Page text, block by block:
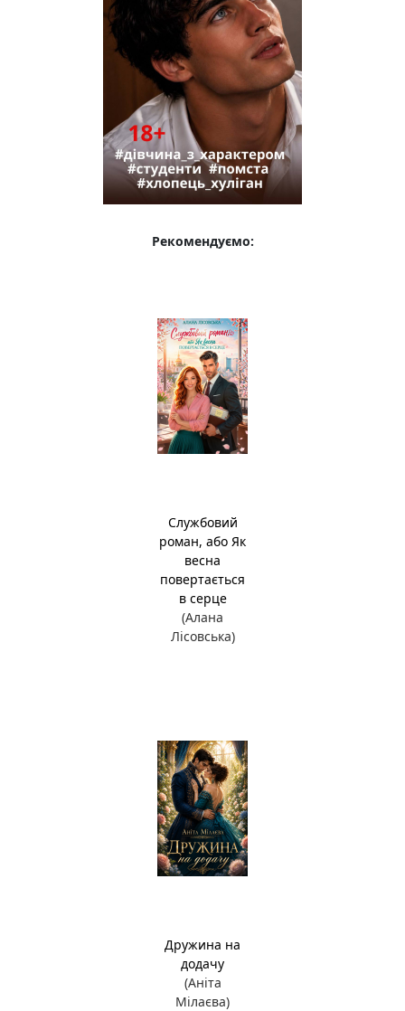
Рекомендуємо:
Службовий
роман, або Як
весна
повертається
в серце
(Алана
Лісовська)
Дружина на
додачу
(Аніта
Мілаєва)